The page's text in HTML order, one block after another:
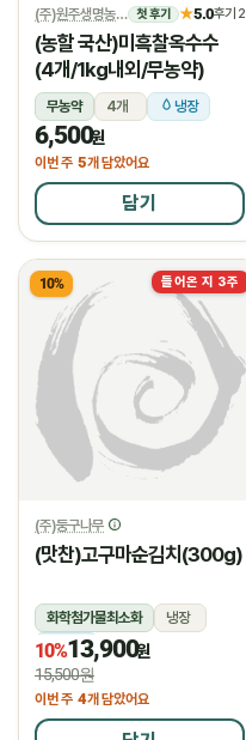
(주)원주생명농업 첫 후기 ★5.0후기 2
(농할 국산)미흑찰옥수수
(4개/1kg내외/무농약)
무농약 4개 냉장
6,500원
이번 주 5개 담았어요
담기
들어온 지 3주
10%
(주)둥구나무
(맛찬)고구마순김치(300g)
화학첨가물최소화
냉장
냉장
10%13,900원
15,500원
이번 주 4개 담았어요